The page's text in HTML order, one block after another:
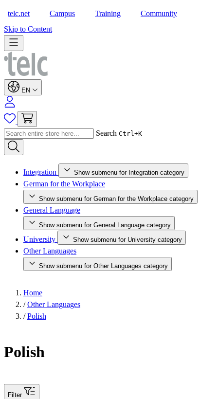
telc.net Campus Training Community
Skip to Content
EN
Search Ctrl+K
Integration Show submenu for Integration category
German for the Workplace
Show submenu for German for the Workplace category
General Language
Show submenu for General Language category
University Show submenu for University category
Other Languages
Show submenu for Other Languages category
Home
/ Other Languages
/ Polish
Polish
Filter